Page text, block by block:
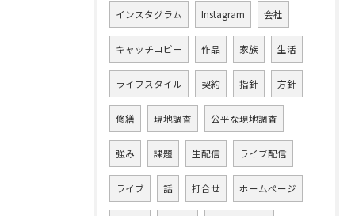
インスタグラム Instagram 会社
キャッチコピー 作品 家族 生活
ライフスタイル 契約 指針 方針
修繕 現地調査 公平な現地調査
強み 課題 生配信 ライブ配信
ライブ 話 打合せ ホームページ